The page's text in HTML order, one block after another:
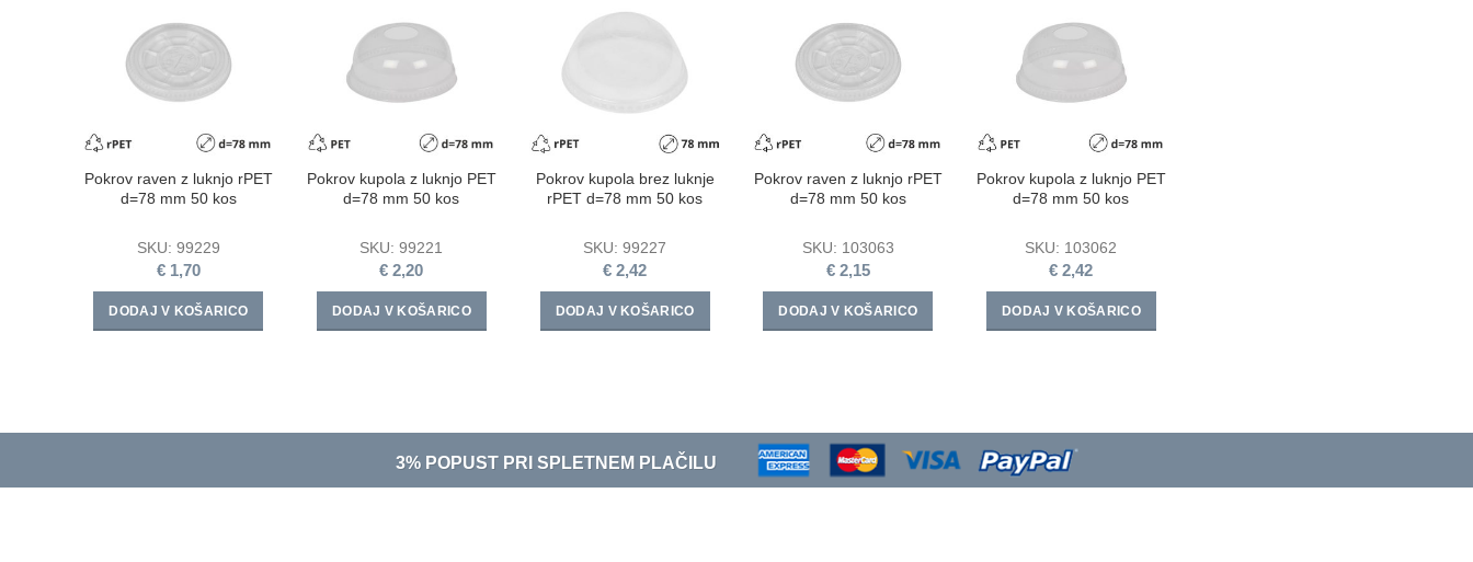
Pokrov raven z luknjo rPET
d=78 mm 50 kos
SKU: 99229
€ 1,70
DODAJ V KOŠARICO
Pokrov kupola z luknjo PET
d=78 mm 50 kos
SKU:99221
€2,20
DODAJ V KOŠARICO
Pokrov kupola brez luknje
rPET d=78 mm 50 kos
SKU:99227
€2,42
DODAJ V KOŠARICO
Pokrov raven z luknjo rPET
d=78 mm 50 kos
SKU: 103063
€ 2,15
DODAJ V KOŠARICO
Pokrov kupola z luknjo PET
d=78 mm 50 kos
SKU: 103062
€2,42
DODAJ V KOŠARICO
3% POPUST PRI SPLETNEM PLAČILU